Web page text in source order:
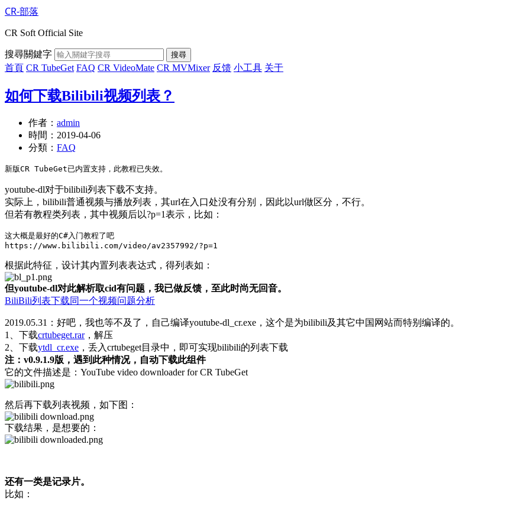
CR-部落
CR Soft Official Site
搜尋關鍵字 搜尋
首頁 CR TubeGet FAQ CR VideoMate CR MVMixer 反馈 小工具 关于
如何下载Bilibili视频列表？
作者： admin
時間： 2019-04-06
分類： FAQ
youtube-dl对于bilibili列表下载不支持。
实际上，bilibili普通视频与播放列表，其url在入口处没有分别，因此以url做区分，不行。
但若有教程类列表，其中视频后以?p=1表示，比如：
这大概是最好的C#入门教程了吧
根据此特征，设计其内置列表表达式，得列表如：
但youtube-dl对此解析取cid有问题，我已做反馈，至此时尚无回音。
BiliBili列表下载同一个视频问题分析
2019.05.31：好吧，我也等不及了，自己编译youtube-dl_cr.exe，这个是为bilibili及其它中国网站而特别编译的。
1、下载crtubeget.rar，解压
2、下载ytdl_cr.exe ，丢入crtubeget目录中，即可实现bilibili的列表下载
注：v0.9.1.9版，遇到此种情况，自动下载此组件
它的文件描述是：YouTube video downloader for CR TubeGet
然后再下载列表视频，如下图：
下载结果，是想要的：
还有一类是记录片。
比如：